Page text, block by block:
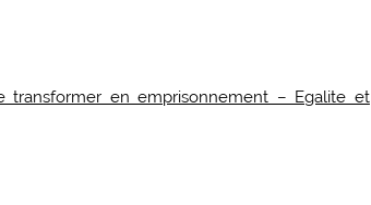
transformer en emprisonnement – Egalite et